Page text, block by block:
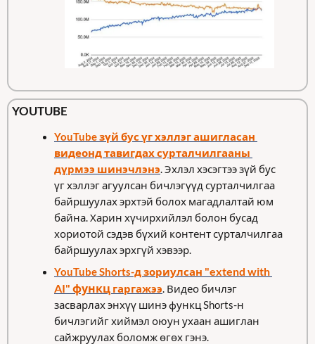
YOUTUBE
YouTube зүй бус үг хэллэг ашигласан
видеонд тавигдах сурталчилгааны
дүрмээ шинэчлэнэ. Эхлэл хэсэгтээ зүй бус
үг хэллэг агуулсан бичлэгүүд сурталчилгаа
байршуулах эрхтэй болох магадлалтай юм
байна. Харин хүчирхийлэл болон бусад
хориотой сэдэв бүхий контент сурталчилгаа
байршуулах эрхгүй хэвээр.
YouTube Shorts-д зориулсан "extend with
AI" функц гаргажээ. Видео бичлэг
засварлах энхүү шинэ функц Shorts-н
бичлэгийг хиймэл оюун ухаан ашиглан
сайжруулах боломж өгөх гэнэ.